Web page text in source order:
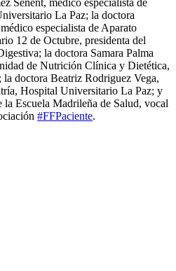
La Paz; la doctora
especialista de Aparato
12 de Octubre, presidenta del
la doctora Samara Palma
de Nutrición Clínica y Dietética,
doctora Beatriz Rodriguez Vega,
Hospital Universitario La Paz; y
la Escuela Madrileña de Salud, vocal
#FFPaciente.